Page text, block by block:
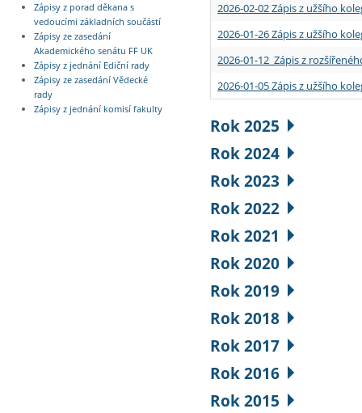
Zápisy z porad děkana s
vedoucími základních součástí
Zápisy ze zasedání
Akademického senátu FF UK
Zápisy z jednání Ediční rady
Zápisy ze zasedání Vědecké
rady
Zápisy z jednání komisí fakulty
2026-02-02 Zápis z užšího
2026-01-26 Zápis z užšího
2026-01-12 Zápis z
2026-01-05 Zápis z užšího
Rok 2025
Rok 2024
Rok 2023
Rok 2022
Rok 2021
Rok 2020
Rok 2019
Rok 2018
Rok 2017
Rok 2016
Rok 2015